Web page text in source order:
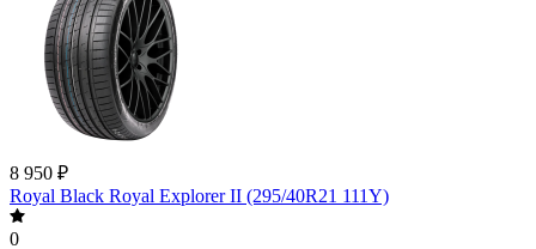
8 950 ₽
Royal Black Royal Explorer II (295/40R21 111Y)
0